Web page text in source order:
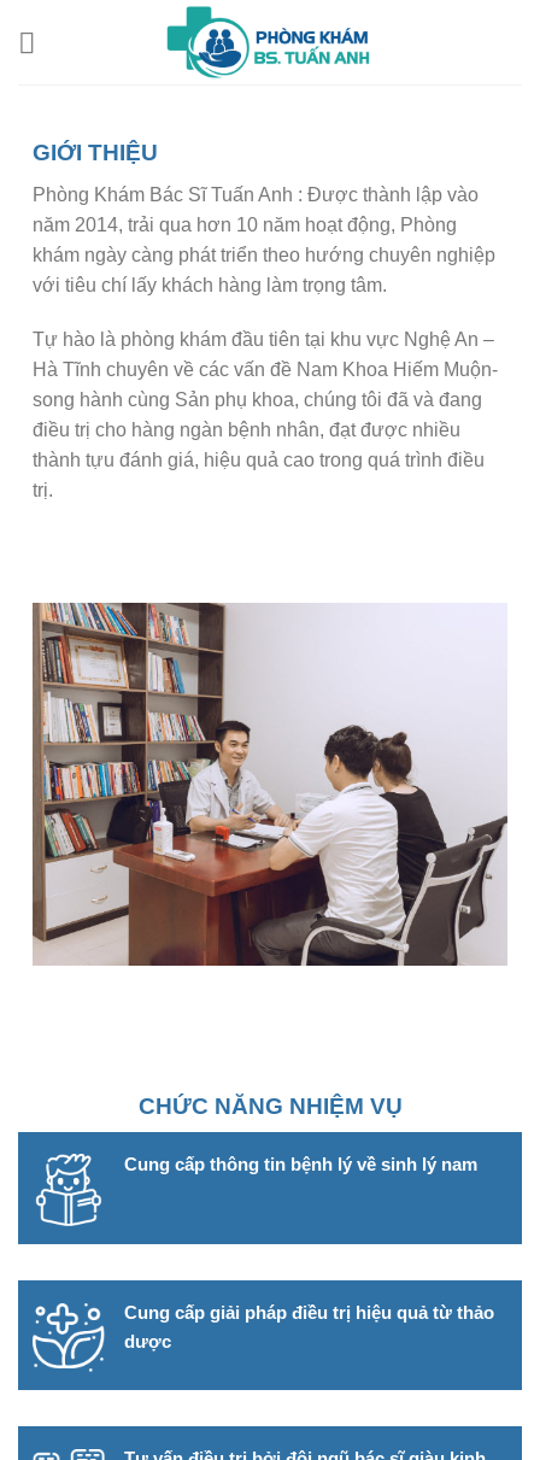
GIỚI THIỆU
Phòng Khám Bác Sĩ Tuấn Anh : Được thành lập vào
năm 2014, trải qua hơn 10 năm hoạt động, Phòng
khám ngày càng phát triển theo hướng chuyên nghiệp
với tiêu chí lấy khách hàng làm trọng tâm.
Tự hào là phòng khám đầu tiên tại khu vực Nghệ An –
Hà Tĩnh chuyên về các vấn đề Nam Khoa Hiếm Muộn-
song hành cùng Sản phụ khoa, chúng tôi đã và đang
điều trị cho hàng ngàn bệnh nhân, đạt được nhiều
thành tựu đánh giá, hiệu quả cao trong quá trình điều
trị.
CHỨC NĂNG NHIỆM VỤ
Cung cấp thông tin bệnh lý về sinh lý nam
Cung cấp giải pháp điều trị hiệu quả từ thảo
dược